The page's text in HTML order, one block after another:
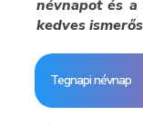
névnapot és
kedves
Tegnapi névnap